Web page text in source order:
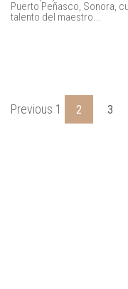
Puerto Peñasco, Sonora,
talento del maestro...
Previous 1 2 3